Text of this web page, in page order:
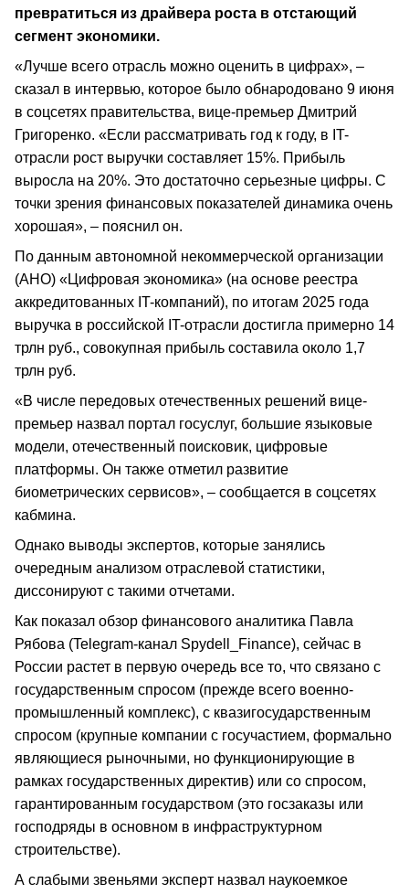
превратиться из драйвера роста в отстающий
сегмент экономики.
«Лучше всего отрасль можно оценить в цифрах», –
сказал в интервью, которое было обнародовано 9 июня
в соцсетях правительства, вице-премьер Дмитрий
Григоренко. «Если рассматривать год к году, в IT-
отрасли рост выручки составляет 15%. Прибыль
выросла на 20%. Это достаточно серьезные цифры. С
точки зрения финансовых показателей динамика очень
хорошая», – пояснил он.
По данным автономной некоммерческой организации
(АНО) «Цифровая экономика» (на основе реестра
аккредитованных IT-компаний), по итогам 2025 года
выручка в российской IT-отрасли достигла примерно 14
трлн руб., совокупная прибыль составила около 1,7
трлн руб.
«В числе передовых отечественных решений вице-
премьер назвал портал госуслуг, большие языковые
модели, отечественный поисковик, цифровые
платформы. Он также отметил развитие
биометрических сервисов», – сообщается в соцсетях
кабмина.
Однако выводы экспертов, которые занялись
очередным анализом отраслевой статистики,
диссонируют с такими отчетами.
Как показал обзор финансового аналитика Павла
Рябова (Telegram-канал Spydell_Finance), сейчас в
России растет в первую очередь все то, что связано с
государственным спросом (прежде всего военно-
промышленный комплекс), с квазигосударственным
спросом (крупные компании с госучастием, формально
являющиеся рыночными, но функционирующие в
рамках государственных директив) или со спросом,
гарантированным государством (это госзаказы или
господряды в основном в инфраструктурном
строительстве).
А слабыми звеньями эксперт назвал наукоемкое